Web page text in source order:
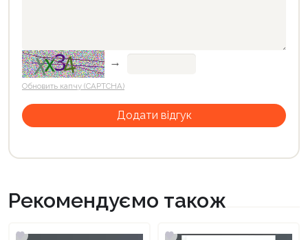
→
Обновить капчу (CAPTCHA)
Рекомендуємо також